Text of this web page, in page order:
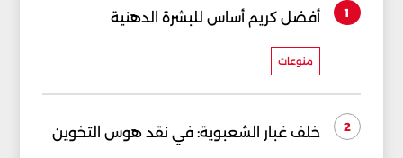
1 أفضل كريم أساس للبشرة الدهنية
منوعات
2 خلف غبار الشعبوية: في نقد هوس التخوين